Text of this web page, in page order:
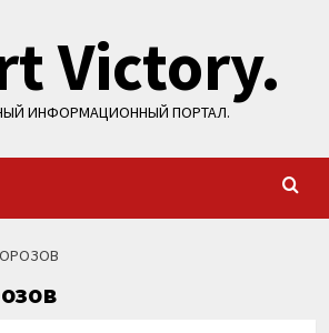
Victory.
ИНФОРМАЦИОННЫЙ ПОРТАЛ.